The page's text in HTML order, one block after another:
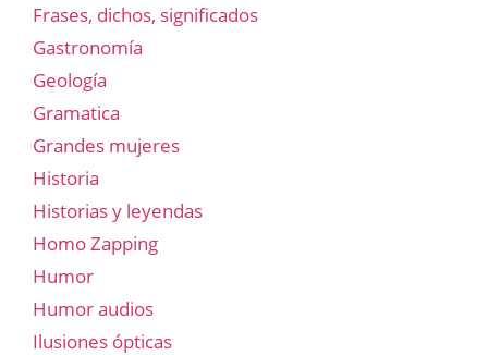
Frases, dichos, significados
Gastronomía
Geología
Gramatica
Grandes mujeres
Historia
Historias y leyendas
Homo Zapping
Humor
Humor audios
Ilusiones ópticas